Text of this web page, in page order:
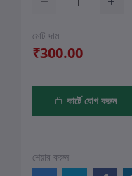
মোট দাম
₹300.00
কার্টে যোগ করুন
শেয়ার করুন